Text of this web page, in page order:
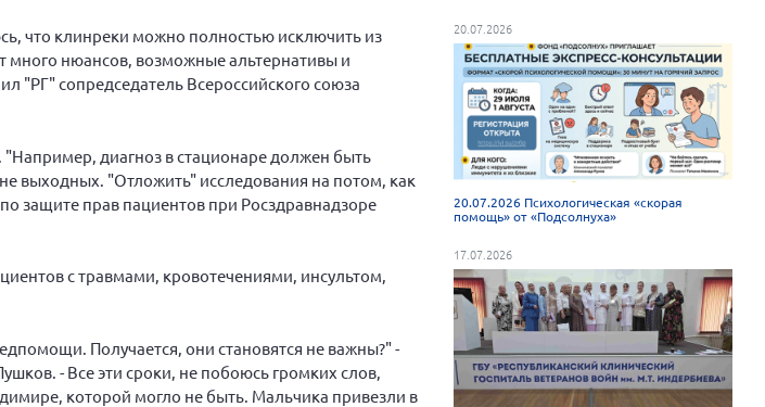
что клинреки можно полностью исключить из
много нюансов, возможные альтернативы и
"РГ" сопредседатель Всероссийского союза
"Например, диагноз в стационаре должен быть
выходных. "Отложить" исследования на потом, как
защите прав пациентов при Росздравнадзоре
с травмами, кровотечениями, инсультом,
Получается, они становятся не важны?" -
- Все эти сроки, не побоюсь громких слов,
которой могло не быть. Мальчика привезли в
20.07.2026
20.07.2026 Психологическая «скорая
помощь» от «Подсолнуха»
17.07.2026